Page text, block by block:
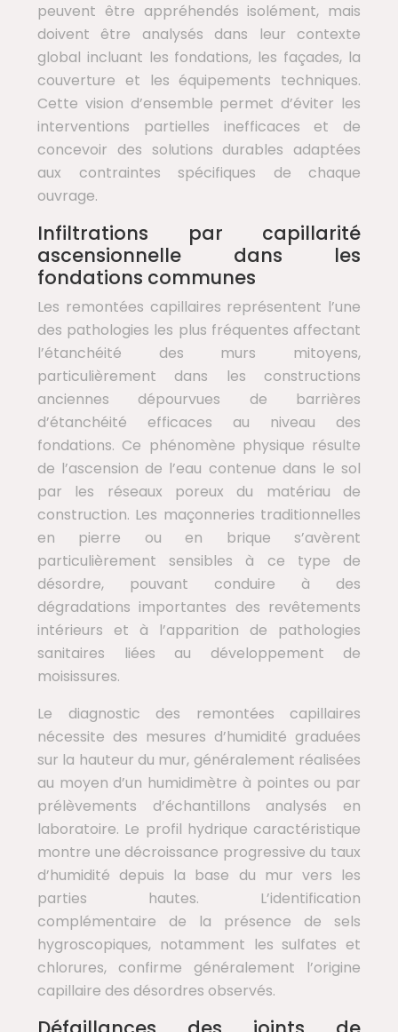
peuvent être appréhendés isolément, mais
doivent être analysés dans leur contexte
global incluant les fondations, les façades, la
couverture et les équipements techniques.
Cette vision d’ensemble permet d’éviter les
interventions partielles inefficaces et de
concevoir des solutions durables adaptées
aux contraintes spécifiques de chaque
ouvrage.
Infiltrations par capillarité
ascensionnelle dans les
fondations communes
Les remontées capillaires représentent l’une
des pathologies les plus fréquentes affectant
l’étanchéité des murs mitoyens,
particulièrement dans les constructions
anciennes dépourvues de barrières
d’étanchéité efficaces au niveau des
fondations. Ce phénomène physique résulte
de l’ascension de l’eau contenue dans le sol
par les réseaux poreux du matériau de
construction. Les maçonneries traditionnelles
en pierre ou en brique s’avèrent
particulièrement sensibles à ce type de
désordre, pouvant conduire à des
dégradations importantes des revêtements
intérieurs et à l’apparition de pathologies
sanitaires liées au développement de
moisissures.
Le diagnostic des remontées capillaires
nécessite des mesures d’humidité graduées
sur la hauteur du mur, généralement réalisées
au moyen d’un humidimètre à pointes ou par
prélèvements d’échantillons analysés en
laboratoire. Le profil hydrique caractéristique
montre une décroissance progressive du taux
d’humidité depuis la base du mur vers les
parties hautes. L’identification
complémentaire de la présence de sels
hygroscopiques, notamment les sulfates et
chlorures, confirme généralement l’origine
capillaire des désordres observés.